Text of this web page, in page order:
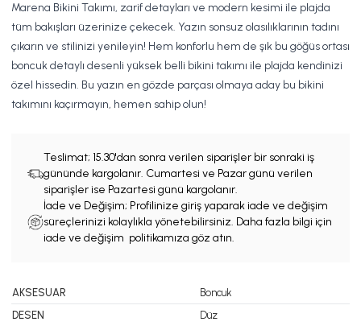
Marena Bikini Takımı, zarif detayları ve modern kesimi ile plajda
tüm bakışları üzerinize çekecek. Yazın sonsuz olasılıklarının tadını
çıkarın ve stilinizi yenileyin! Hem konforlu hem de şık bu göğüs ortası
boncuk detaylı desenli yüksek belli bikini takımı ile plajda kendinizi
özel hissedin. Bu yazın en gözde parçası olmaya aday bu bikini
takımını kaçırmayın, hemen sahip olun!
Teslimat; 15.30'dan sonra verilen siparişler bir sonraki iş
gününde kargolanır. Cumartesi ve Pazar günü verilen
siparişler ise Pazartesi günü kargolanır.
İade ve Değişim; Profilinize giriş yaparak iade ve değişim
süreçlerinizi kolaylıkla yönetebilirsiniz. Daha fazla bilgi için
iade ve değişim politikamıza göz atın.
AKSESUAR
Boncuk
DESEN
Düz